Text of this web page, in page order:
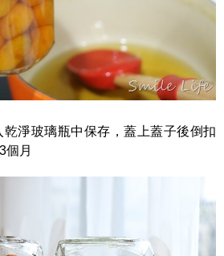
淨玻璃瓶中保存，蓋上蓋子後倒扣
個月